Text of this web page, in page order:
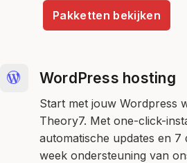
Pakketten bekijken
WordPress hosting
Start met jouw Wordpress
Theory7. Met one-click-
automatische updates en 7
week ondersteuning van